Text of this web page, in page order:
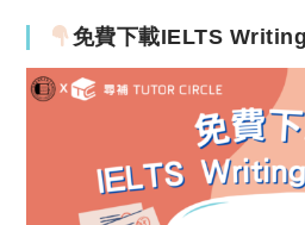
免費下載IELTS